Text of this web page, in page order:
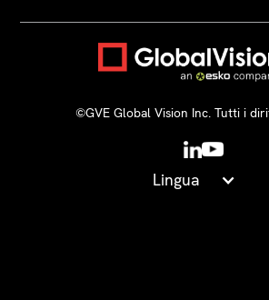
©️GVE Global Vision Inc. Tutti i
Lingua